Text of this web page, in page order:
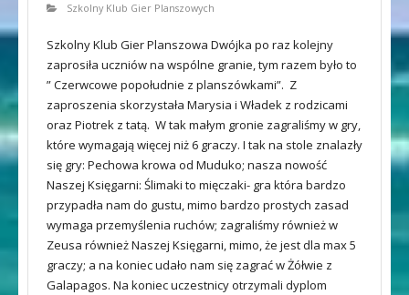
Szkolny Klub Gier Planszowych
Szkolny Klub Gier Planszowa Dwójka po raz kolejny
zaprosiła uczniów na wspólne granie, tym razem było to
” Czerwcowe popołudnie z planszówkami”. Z
zaproszenia skorzystała Marysia i Władek z rodzicami
oraz Piotrek z tatą. W tak małym gronie zagraliśmy w gry,
które wymagają więcej niż 6 graczy. I tak na stole znalazły
się gry: Pechowa krowa od Muduko; nasza nowość
Naszej Księgarni: Ślimaki to mięczaki- gra która bardzo
przypadła nam do gustu, mimo bardzo prostych zasad
wymaga przemyślenia ruchów; zagraliśmy również w
Zeusa również Naszej Księgarni, mimo, że jest dla max 5
graczy; a na koniec udało nam się zagrać w Żółwie z
Galapagos. Na koniec uczestnicy otrzymali dyplom